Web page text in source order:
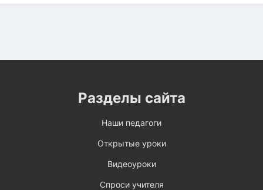
Разделы сайта
Наши педагоги
Открытые уроки
Видеоуроки
Спроси учителя